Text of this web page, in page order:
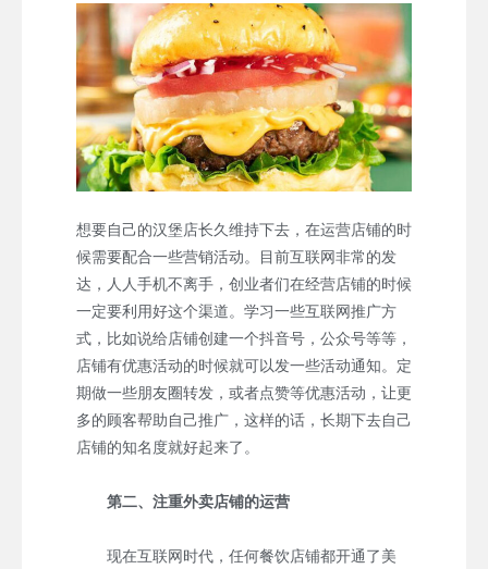
想要自己的汉堡店长久维持下去，在运营店铺的时
候需要配合一些营销活动。目前互联网非常的发
达，人人手机不离手，创业者们在经营店铺的时候
一定要利用好这个渠道。学习一些互联网推广方
式，比如说给店铺创建一个抖音号，公众号等等，
店铺有优惠活动的时候就可以发一些活动通知。定
期做一些朋友圈转发，或者点赞等优惠活动，让更
多的顾客帮助自己推广，这样的话，长期下去自己
店铺的知名度就好起来了。
第二、注重外卖店铺的运营
现在互联网时代，任何餐饮店铺都开通了美